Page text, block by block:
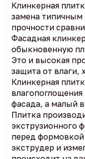
Клинкерная
замена типичным
прочности
Фасадная
обыкновенную
Это и высокая
защита от влаги,
Клинкерная
фасада, а малый
Плитка
экструзионного
перед формовкой
экструдер и